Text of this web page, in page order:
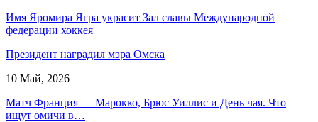
Имя Яромира Ягра украсит Зал славы Международной
федерации хоккея
Президент наградил мэра Омска
10 Май, 2026
Матч Франция — Марокко, Брюс Уиллис и День чая. Что
ищут омичи в…